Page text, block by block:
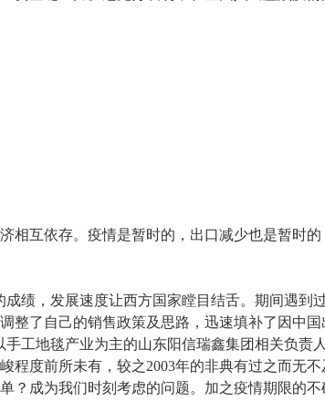
互依存。疫情是暂时的，出口减少也是暂时的
，发展速度让西方国家瞠目结舌。期间遇到过
整了自己的销售政策及思路，迅速填补了因中
手工地毯产业为主的山东阳信瑞鑫集团相关负责
程度前所未有，较之2003年的非典有过之而无
？成为我们时刻考虑的问题。加之疫情期限的